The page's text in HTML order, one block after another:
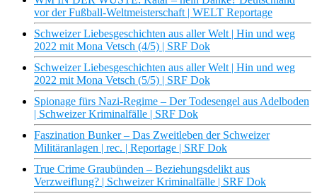
vor der Fußball-Weltmeisterschaft | WELT Reportage
Schweizer Liebesgeschichten aus aller Welt | Hin und weg
2022 mit Mona Vetsch (4/5) | SRF Dok
Schweizer Liebesgeschichten aus aller Welt | Hin und weg
2022 mit Mona Vetsch (5/5) | SRF Dok
Spionage fürs Nazi-Regime – Der Todesengel aus Adelboden
| Schweizer Kriminalfälle | SRF Dok
Faszination Bunker – Das Zweitleben der Schweizer
Militäranlagen | rec. | Reportage | SRF Dok
True Crime Graubünden – Beziehungsdelikt aus
Verzweiflung? | Schweizer Kriminalfälle | SRF Dok